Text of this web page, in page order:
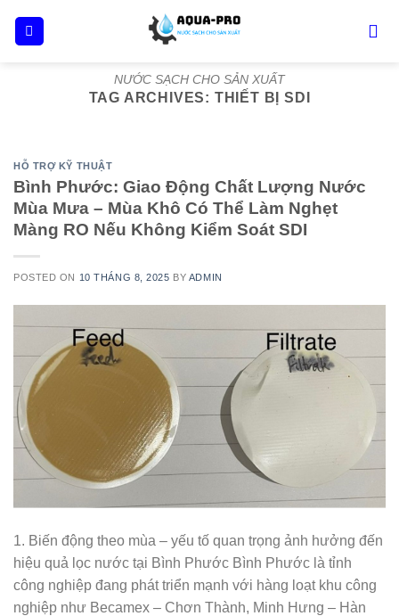
NƯỚC SẠCH CHO SẢN XUẤT
TAG ARCHIVES: THIẾT BỊ SDI
HỖ TRỢ KỸ THUẬT
Bình Phước: Giao Động Chất Lượng Nước
Mùa Mưa – Mùa Khô Có Thể Làm Nghẹt
Màng RO Nếu Không Kiểm Soát SDI
POSTED ON 10 THÁNG 8, 2025 BY ADMIN
1. Biến động theo mùa – yếu tố quan trọng ảnh hưởng đến
hiệu quả lọc nước tại Bình Phước Bình Phước là tỉnh
công nghiệp đang phát triển mạnh với hàng loạt khu công
nghiệp như Becamex – Chơn Thành, Minh Hưng – Hàn